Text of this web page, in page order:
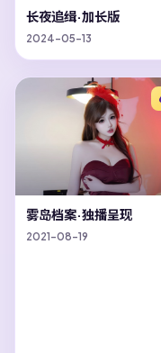
长夜追缉·加长版
2024-05-13
雾岛档案·独播呈现
2021-08-19